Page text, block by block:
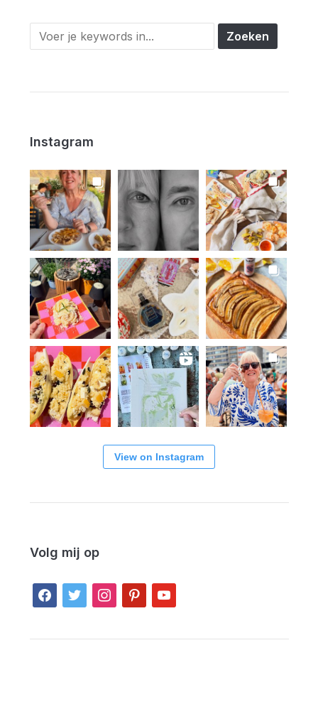
Instagram
View on Instagram
Volg mij op
facebook
twitter instagrampinterestyoutube